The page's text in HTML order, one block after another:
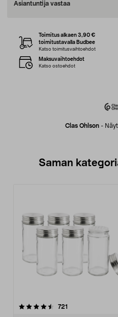
Asiantuntija vastaa
Clas Ohlson -
Toimitus alkaen 3,90 €
toimitustavalla Budbee
Katso toimitusvaihtoehdot
Maksuvaihtoehdot
Katso ostoehdot
Saman
721
4.5 viidestä